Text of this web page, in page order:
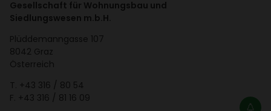
Gesellschaft für Wohnungsbau und
Siedlungswesen m.b.H.
Plüd­de­mann­gasse 107
8042 Graz
Öster­reich
T. +43 316 / 80 54
F. +43 316 / 81 16 09
entde­cken.